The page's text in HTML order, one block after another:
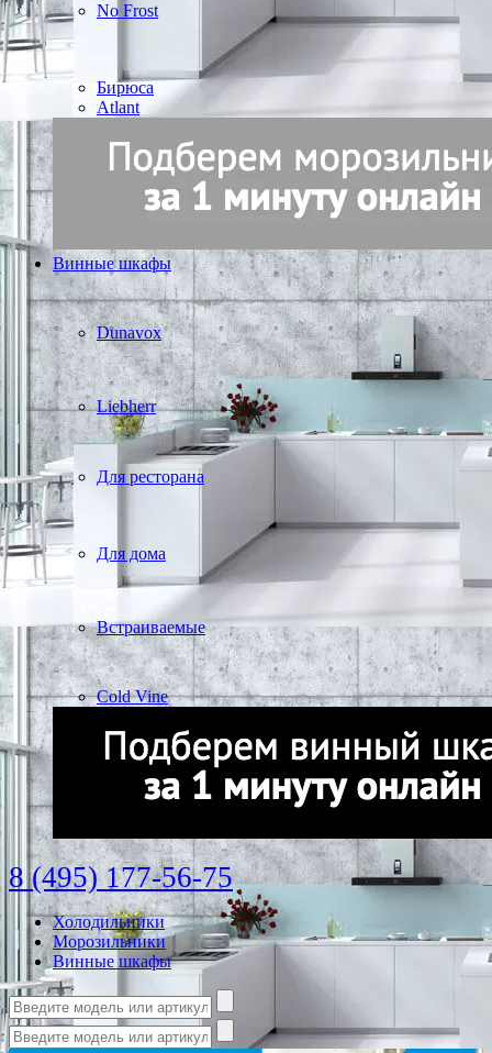
No Frost
Бирюса
Atlant
Винные шкафы
Dunavox
Liebherr
Для ресторана
Для дома
Встраиваемые
Cold Vine
8 (495) 177-56-75
Холодильники
Морозильники
Винные шкафы